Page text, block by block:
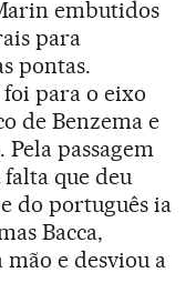
embutidos
para
pontas.
foi para o eixo
de Benzema e
passagem
que deu
do português ia
Bacca,
e desviou a